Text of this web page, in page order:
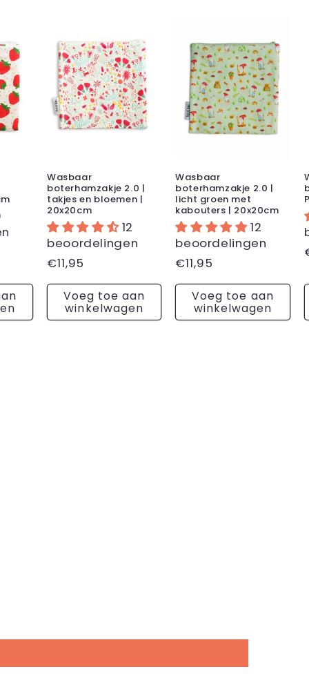
Wasbaar
boterhamzakje 2.0 |
takjes en bloemen |
20x20cm
12
beoordelingen
Normale
prijs
€11,95
Voeg toe aan
winkelwagen
Wasbaar
boterhamzakje 2.0 |
licht groen met
kabouters | 20x20cm
12
beoordelingen
Normale
prijs
€11,95
Voeg toe aan
winkelwagen